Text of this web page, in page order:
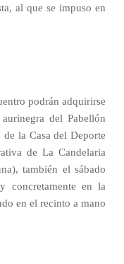
al que se impuso en
podrán adquirirse
del Pabellón
la Casa del Deporte
de La Candelaria
también el sábado
concretamente en la
en el recinto a mano